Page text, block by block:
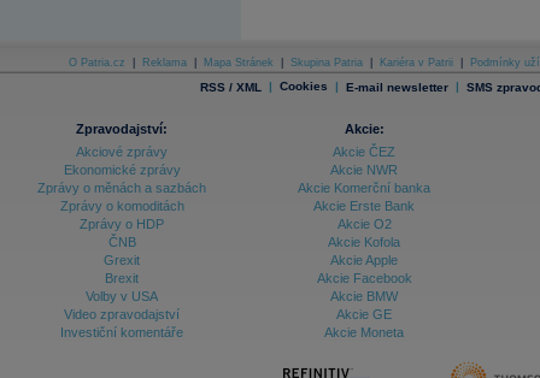
O Patria.cz Reklama Mapa Stránek Skupina Patria Kariéra v Patrii Podmínky
RSS / XML | Cookies | E-mail newsletter | SMS
Zpravodajství:
Akciové zprávy
Ekonomické zprávy
Zprávy o měnách a sazbách
Zprávy o komoditách
Zprávy o HDP
ČNB
Grexit
Brexit
Volby v USA
Video zpravodajství
Investiční komentáře
Akcie:
Akcie ČEZ
Akcie NWR
Akcie Komerční banka
Akcie Erste Bank
Akcie O2
Akcie Kofola
Akcie Apple
Akcie Facebook
Akcie BMW
Akcie GE
Akcie Moneta